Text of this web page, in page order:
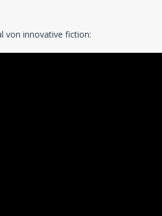
von innovative fiction: